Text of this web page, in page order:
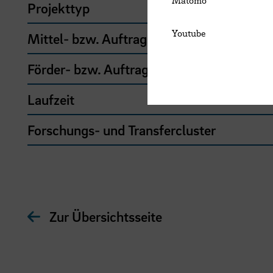
Projekttyp
Mittel- bzw. Auftragsgeber
Förder- bzw. Auftragssumme
Laufzeit
Forschungs- und Transfercluster
Zur Übersichtsseite
Youtube